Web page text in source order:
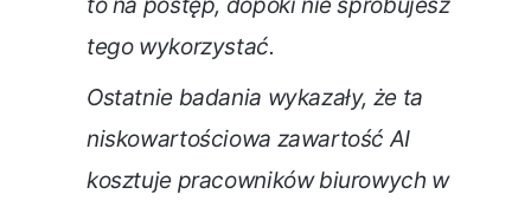
to na postęp, dopóki nie spróbujesz
tego wykorzystać.
Ostatnie badania wykazały, że ta
niskowartościowa zawartość AI
kosztuje pracowników biurowych w